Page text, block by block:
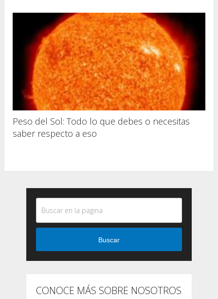
Peso del Sol: Todo lo que debes o necesitas
saber respecto a eso
Buscar
CONOCE MÁS SOBRE NOSOTROS